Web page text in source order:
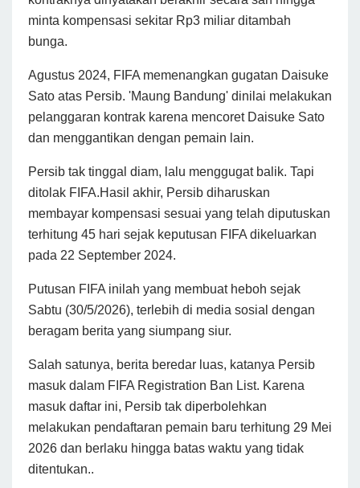
minta kompensasi sekitar Rp3 miliar ditambah
bunga.
Agustus 2024, FIFA memenangkan gugatan Daisuke
Sato atas Persib. 'Maung Bandung' dinilai melakukan
pelanggaran kontrak karena mencoret Daisuke Sato
dan menggantikan dengan pemain lain.
Persib tak tinggal diam, lalu menggugat balik. Tapi
ditolak FIFA.Hasil akhir, Persib diharuskan
membayar kompensasi sesuai yang telah diputuskan
terhitung 45 hari sejak keputusan FIFA dikeluarkan
pada 22 September 2024.
Putusan FIFA inilah yang membuat heboh sejak
Sabtu (30/5/2026), terlebih di media sosial dengan
beragam berita yang siumpang siur.
Salah satunya, berita beredar luas, katanya Persib
masuk dalam FIFA Registration Ban List. Karena
masuk daftar ini, Persib tak diperbolehkan
melakukan pendaftaran pemain baru terhitung 29 Mei
2026 dan berlaku hingga batas waktu yang tidak
ditentukan..